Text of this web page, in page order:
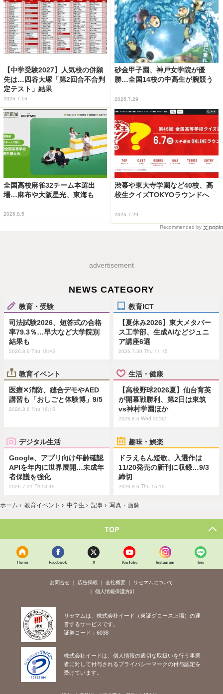
【中学受験2027】人気校の併願
先は…四谷大塚「第2回合不合判
定テスト」結果
2026.7.16
砂金甲子園、神戸女学院が優
勝…全国14校の中高生が腕競う
2026.7.29
全国高校麻雀32チーム本選出
場…麻布や大阪星光、東海も
2026.8.5
渋幕や東大寺学園など40校、高
校生クイズTOKYOラウンドへ
2026.7.29
Recommended by
advertisement
NEWS CATEGORY
教育・受験
司法試験2026、短答式の合格
率79.3％…早大など大学院別
結果も
2026.8.6 Thu 18:45
教育ICT
【夏休み2026】東大メタバー
ス工学部、生成AIなどジュニ
ア講座6選
2026.7.30 Thu 11:15
教育イベント
医療✕消防、縫合デモやAED
講習も「おしごと体験博」9/5
2026.8.6 Thu 18:15
生活・健康
【高校野球2026夏】仙台育英
が開幕戦勝利、第2日は東筑
vs神村学園ほか
2026.8.5 Wed 20:32
デジタル生活
Google、アプリ向け年齢確認
APIを年内に世界展開…未成年
者保護を強化
2026.7.31 Fri 13:45
趣味・娯楽
ドラえもん短歌、入選作は
11/20発売の新刊に収録…9/3
締切
2026.8.6 Thu 15:15
ホーム › 教育イベント › 中学生 › 記事 › 写真・画像
TOP
Home Facebook X YouTube Instagram line
お問合せ 広告掲載 会社概要
リセマムについて
個人情報保護方針
リセマムは、株式会社イード（東証グロース上場）の運
営するサービスです。
証券コード：6038
株式会社イードは、個人情報の適切な取扱いを行う事業
者に対して付与されるプライバシーマークの付与認定を
受けています。